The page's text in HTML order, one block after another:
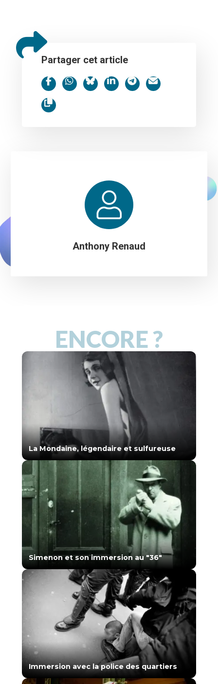
Partager cet article
Anthony Renaud
ENCORE ?
La Mondaine, légendaire et sulfureuse
Simenon et son immersion au "36"
Immersion avec la police des quartiers